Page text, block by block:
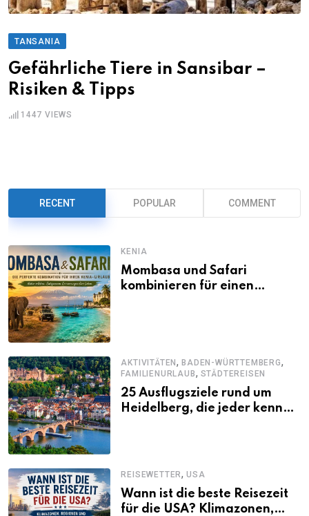
TANSANIA
Gefährliche Tiere in Sansibar –
Risiken & Tipps
1447 VIEWS
RECENT POPULAR COMMENT
KENIA
Mombasa und Safari
kombinieren für einen
AKTIVITÄTEN,BADEN-WÜRTTEMBERG,
FAMILIENURLAUB, STÄDTEREISEN
25 Ausflugsziele rund um
Heidelberg, die jeder kennen
REISEWETTER,USA
Wann ist die beste Reisezeit
für die USA? Klimazonen,